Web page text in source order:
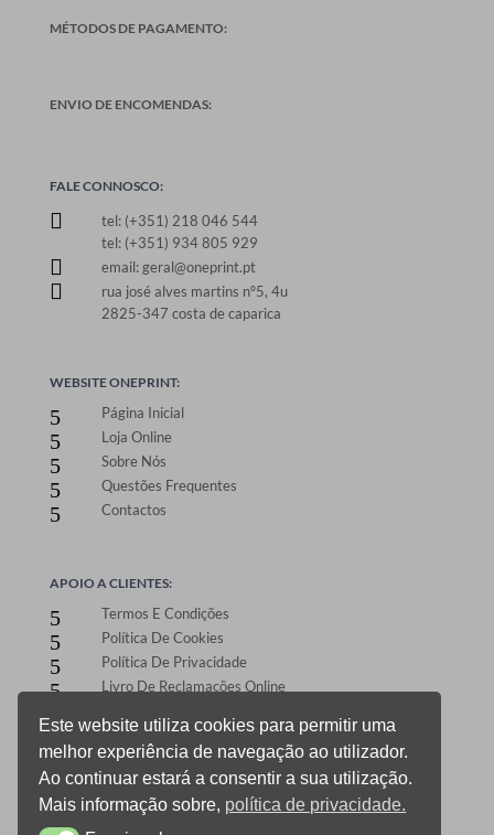
MÉTODOS DE PAGAMENTO:
ENVIO DE ENCOMENDAS:
FALE CONNOSCO:

tel: (+351) 218 046 544
tel: (+351) 934 805 929
 email: geral@oneprint.pt

rua josé alves martins nº5, 4u
2825-347 costa de caparica
WEBSITE ONEPRINT:
5 Página Inicial
5 Loja Online
5 Sobre Nós
5 Questões Frequentes
5 Contactos
APOIO A CLIENTES:
5 Termos E Condições
5 Política De Cookies
5 Política De Privacidade
5 Livro De Reclamações Online
ÁREA DE CLIENTES:
5 Registo E Login
5 Carrinho De Compras
Este website utiliza cookies para permitir uma
melhor experiência de navegação ao utilizador.
Ao continuar estará a consentir a sua utilização.
Mais informação sobre, política de privacidade.